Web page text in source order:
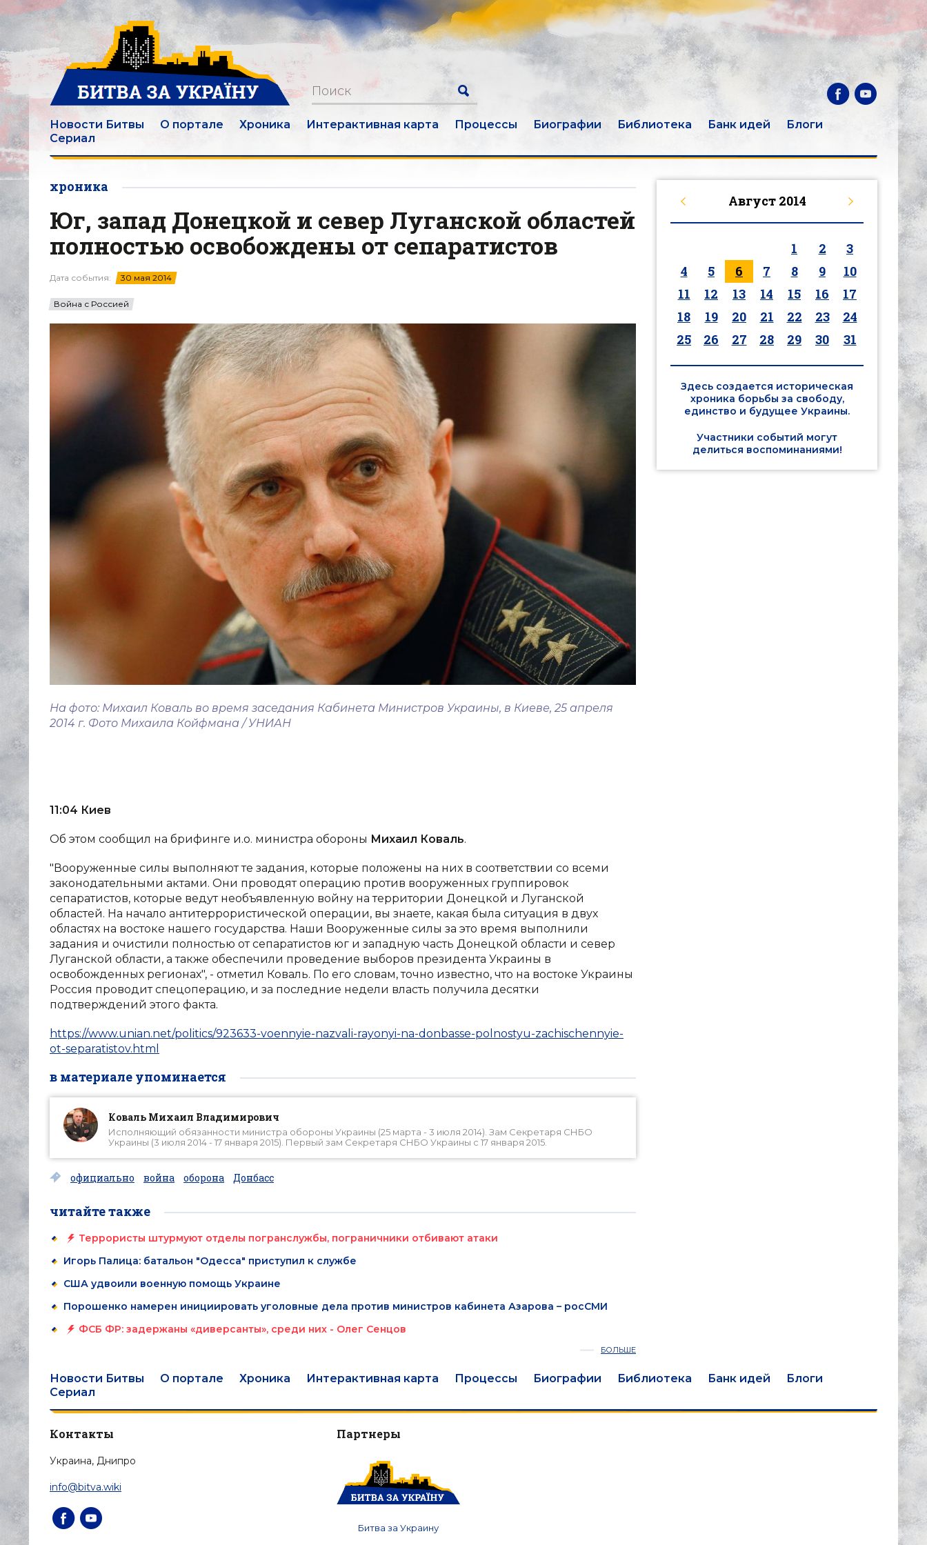
Новости Битвы О портале Хроника Интерактивная карта Процессы Биографии Библиотека Банк идей
Блоги
Сериал
хроника
Юг, запад Донецкой и север Луганской областей
полностью освобождены от сепаратистов
Дата события: 30 мая 2014
Война с Россией
На фото: Михаил Коваль во время заседания Кабинета Министров Украины, в Киеве, 25 апреля
2014 г. Фото Михаила Койфмана / УНИАН
11:04 Киев
Об этом сообщил на брифинге и.о. министра обороны Михаил Коваль.
"Вооруженные силы выполняют те задания, которые положены на них в соответствии со всеми
законодательными актами. Они проводят операцию против вооруженных группировок
сепаратистов, которые ведут необъявленную войну на территории Донецкой и Луганской
областей. На начало антитеррористической операции, вы знаете, какая была ситуация в двух
областях на востоке нашего государства. Наши Вооруженные силы за это время выполнили
задания и очистили полностью от сепаратистов юг и западную часть Донецкой области и север
Луганской области, а также обеспечили проведение выборов президента Украины в
освобожденных регионах", - отметил Коваль. По его словам, точно известно, что на востоке Украины
Россия проводит спецоперацию, и за последние недели власть получила десятки
подтверждений этого факта.
https://www.unian.net/politics/923633-voennyie-nazvali-rayonyi-na-donbasse-polnostyu-zachischennyie-
ot-separatistov.html
в материале упоминается
Коваль Михаил Владимирович
Исполняющий обязанности министра обороны Украины (25 марта - 3 июля 2014). Зам Секретаря СНБО
Украины (3 июля 2014 - 17 января 2015). Первый зам Секретаря СНБО Украины с 17 января 2015.
официально война оборона Донбасс
читайте также
Террористы штурмуют отделы погранслужбы, пограничники отбивают атаки
Игорь Палица: батальон "Одесса" приступил к службе
США удвоили военную помощь Украине
Порошенко намерен инициировать уголовные дела против министров кабинета Азарова – росСМИ
ФСБ ФР: задержаны «диверсанты», среди них - Олег Сенцов
БОЛЬШЕ
Август 2014
1 2
3
4
5 6 7 8 9
10
11
12 13 14 15 16
17
18
19 20 21 22 23
24
25
26 27 28 29 30 31
Здесь создается историческая
хроника борьбы за свободу,
единство и будущее Украины.
Участники событий могут
делиться воспоминаниями!
Новости Битвы О портале Хроника Интерактивная карта Процессы Биографии Библиотека Банк идей
Блоги
Сериал
Контакты
Украина, Днипро
info@bitva.wiki
Партнеры
Битва за Украину